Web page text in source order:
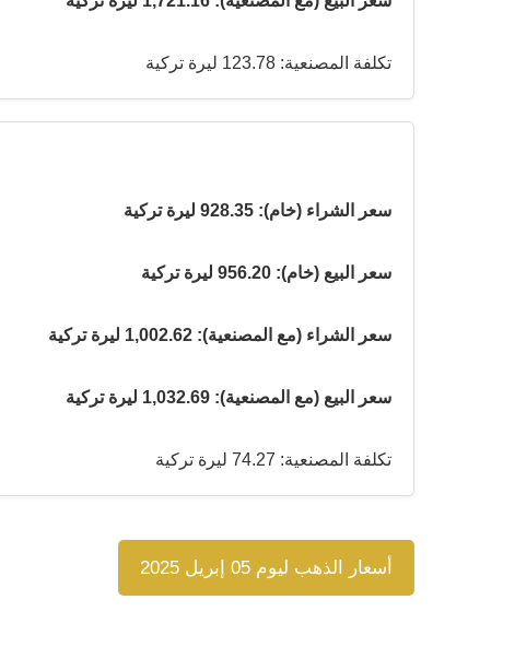
تكلفة المصنعية: 123.78 ليرة تركية
سعر الشراء (خام): 928.35 ليرة تركية
سعر البيع (خام): 956.20 ليرة تركية
سعر الشراء (مع المصنعية): 1,002.62 ليرة تركية
سعر البيع (مع المصنعية): 1,032.69 ليرة تركية
تكلفة المصنعية: 74.27 ليرة تركية
أسعار الذهب ليوم 05 إبريل 2025